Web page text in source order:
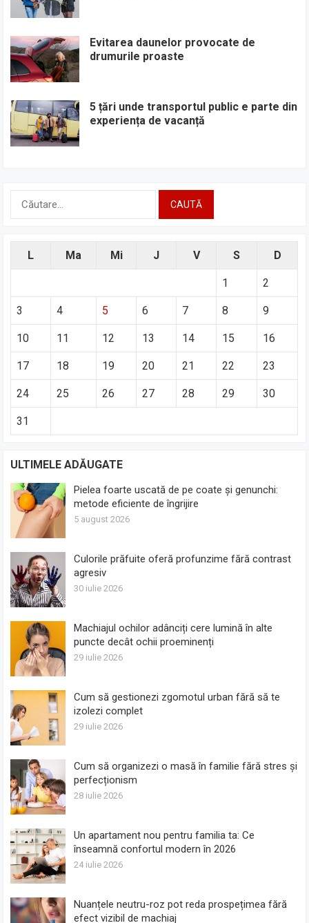
Evitarea daunelor provocate de
drumurile proaste
5 țări unde transportul public e parte din
experiența de vacanță
L Ma Mi J V S D
1 2
3 4 5 6 7 8 9
10 11 12 13 14 15 16
17 18 19 20 21 22 23
24 25 26 27 28 29 30
31
ULTIMELE ADĂUGATE
Pielea foarte uscată de pe coate și genunchi:
metode eficiente de îngrijire
5 august 2026
Culorile prăfuite oferă profunzime fără contrast
agresiv
30 iulie 2026
Machiajul ochilor adânciți cere lumină în alte
puncte decât ochii proeminenți
29 iulie 2026
Cum să gestionezi zgomotul urban fără să te
izolezi complet
29 iulie 2026
Cum să organizezi o masă în familie fără stres și
perfecționism
28 iulie 2026
Un apartament nou pentru familia ta: Ce
înseamnă confortul modern în 2026
24 iulie 2026
Nuanțele neutru-roz pot reda prospețimea fără
efect vizibil de machiaj